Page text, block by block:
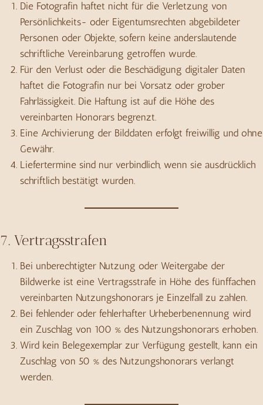
Die Fotografin haftet nicht für die Verletzung von
Persönlichkeits- oder Eigentumsrechten abgebildeter
Personen oder Objekte, sofern keine anderslautende
schriftliche Vereinbarung getroffen wurde.
Für den Verlust oder die Beschädigung digitaler Daten
haftet die Fotografin nur bei Vorsatz oder grober
Fahrlässigkeit. Die Haftung ist auf die Höhe des
vereinbarten Honorars begrenzt.
Eine Archivierung der Bilddaten erfolgt freiwillig und ohne
Gewähr.
Liefertermine sind nur verbindlich, wenn sie ausdrücklich
schriftlich bestätigt wurden.
7. Vertragsstrafen
Bei unberechtigter Nutzung oder Weitergabe der
Bildwerke ist eine Vertragsstrafe in Höhe des fünffachen
vereinbarten Nutzungshonorars je Einzelfall zu zahlen.
Bei fehlender oder fehlerhafter Urheberbenennung wird
ein Zuschlag von 100 % des Nutzungshonorars erhoben.
Wird kein Belegexemplar zur Verfügung gestellt, kann ein
Zuschlag von 50 % des Nutzungshonorars verlangt
werden.